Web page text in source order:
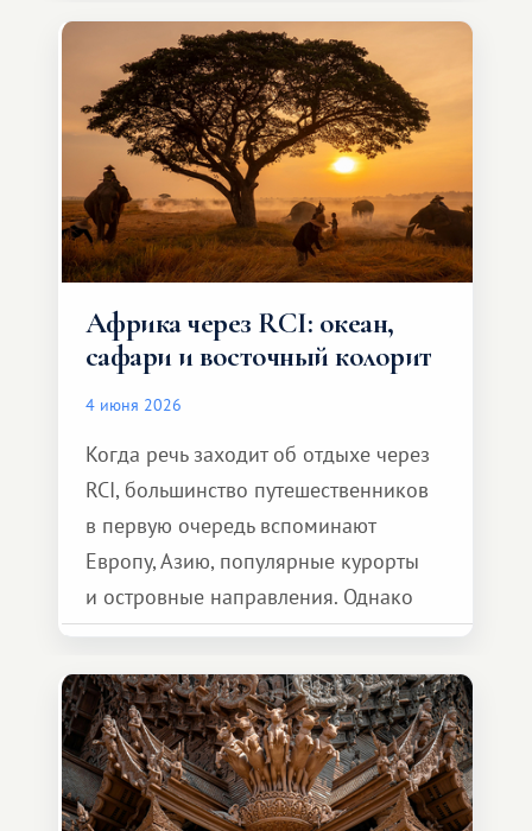
особенное. Не обязательно
масштабное, но тёплое
и запоминающееся :)
Африка через RCI: океан,
сафари и восточный колорит
4 июня 2026
Когда речь заходит об отдыхе через
RCI, большинство путешественников
в первую очередь вспоминают
Европу, Азию, популярные курорты
и островные направления. Однако
возможности обменной системы
значительно шире. Среди них есть
и Африка — континент, который
способен подарить совершенно иной
формат путешествия.